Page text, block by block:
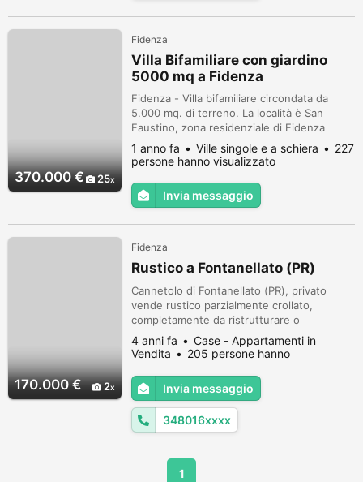
370.000 € 25
Fidenza
Villa Bifamiliare con giardino
5000 mq a Fidenza
Fidenza - Villa bifamiliare circondata da
5.000 mq. di terreno. La località è San
Faustino, zona residenziale di Fidenza
distante circa un chilometro dal centro
cittadino. La casa è circondata da verde e
boschi: posizione perfetta per coloro che
amano vivere vicino al verde senza
rinunciare alle comodità della città. Le piste
1 anno fa Ville singole e a schiera
227
persone hanno visualizzato
Invia messaggio
170.000 € 2
Fidenza
Rustico a Fontanellato (PR)
Cannetolo di Fontanellato (PR), privato
vende rustico parzialmente crollato,
completamente da ristrutturare o
ricostruire. Si tratta di n°5 immobili a schiera
di due piani, per una superficie totale di mq.
513, con strada di accesso privata da strada
Farnese. No intermediari.
4 anni fa
Case - Appartamenti in
Vendita
205 persone hanno
Invia messaggio
348016xxxx
1